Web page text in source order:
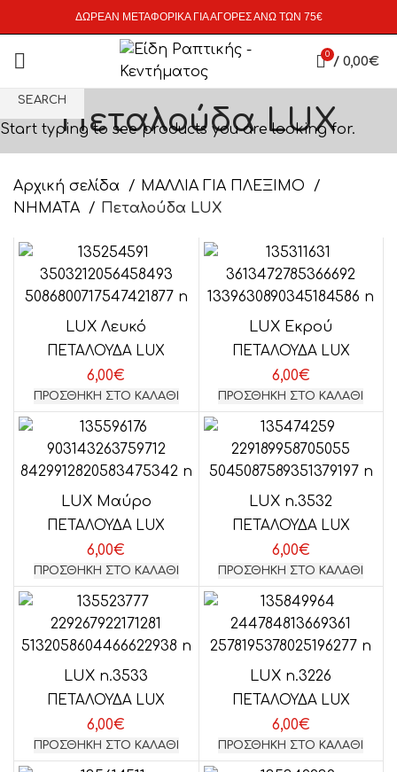
ΔΩΡΕΑΝ ΜΕΤΑΦΟΡΙΚΑ ΓΙΑ ΑΓΟΡΕΣ ΑΝΩ ΤΩΝ 75€
0 / 0,00€
Πεταλούδα LUX
Αρχική σελίδα
ΜΑΛΛΙΑ ΓΙΑ ΠΛΕΞΙΜΟ
ΝΗΜΑΤΑ
Πεταλούδα LUX
LUX Λευκό
ΠΕΤΑΛΟΥΔΑ LUX
6,00€
ΠΡΟΣΘΉΚΗ ΣΤΟ ΚΑΛΆΘΙ
LUX Εκρού
ΠΕΤΑΛΟΥΔΑ LUX
6,00€
ΠΡΟΣΘΉΚΗ ΣΤΟ ΚΑΛΆΘΙ
LUX Μαύρο
ΠΕΤΑΛΟΥΔΑ LUX
6,00€
ΠΡΟΣΘΉΚΗ ΣΤΟ ΚΑΛΆΘΙ
LUX n.3532
ΠΕΤΑΛΟΥΔΑ LUX
6,00€
ΠΡΟΣΘΉΚΗ ΣΤΟ ΚΑΛΆΘΙ
LUX n.3533
ΠΕΤΑΛΟΥΔΑ LUX
6,00€
ΠΡΟΣΘΉΚΗ ΣΤΟ ΚΑΛΆΘΙ
LUX n.3226
ΠΕΤΑΛΟΥΔΑ LUX
6,00€
ΠΡΟΣΘΉΚΗ ΣΤΟ ΚΑΛΆΘΙ
SEARCH
Start typing to see products you are looking for.